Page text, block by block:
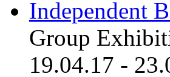
Independent
Group
19.04.17 -